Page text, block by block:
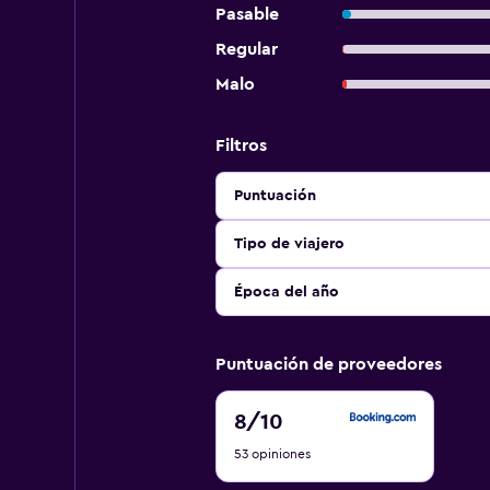
Pasable
Regular
Malo
Filtros
Puntuación
Tipo de viajero
Época del año
Puntuación de proveedores
8/10
8
10
53 opiniones